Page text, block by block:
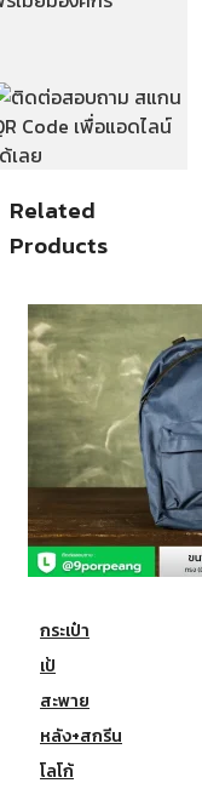
Related
Products
กระเป๋า
เป้
สะพาย
หลัง+สกรีน
โลโก้